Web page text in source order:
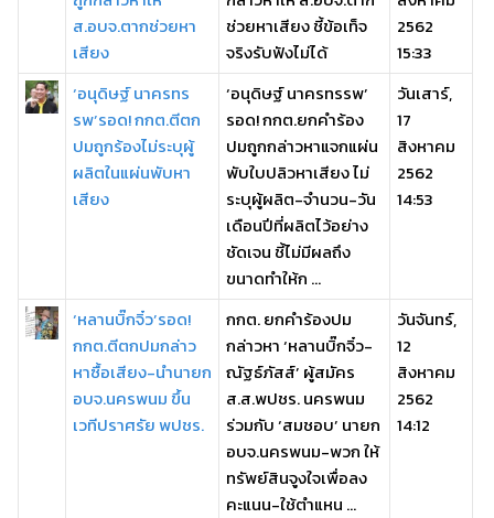
ส.อบจ.ตากช่วยหา
เสียง
ช่วยหาเสียง ชี้ข้อเท็จ
จริงรับฟังไม่ได้
2562
15:33
‘อนุดิษฐ์ นาครทร
รพ’รอด! กกต.ตีตก
ปมถูกร้องไม่ระบุผู้
ผลิตในแผ่นพับหา
เสียง
‘อนุดิษฐ์ นาครทรรพ’
รอด! กกต.ยกคำร้อง
ปมถูกกล่าวหาแจกแผ่น
พับใบปลิวหาเสียง ไม่
ระบุผู้ผลิต-จำนวน-วัน
เดือนปีที่ผลิตไว้อย่าง
ชัดเจน ชี้ไม่มีผลถึง
ขนาดทำให้ก ...
วันเสาร์,
17
สิงหาคม
2562
14:53
‘หลานบิ๊กจิ๋ว’รอด!
กกต.ตีตกปมกล่าว
หาซื้อเสียง-นำนายก
อบจ.นครพนม ขึ้น
เวทีปราศรัย พปชร.
กกต. ยกคำร้องปม
กล่าวหา ‘หลานบิ๊กจิ๋ว-
ณัฐธ์ภัสส์’ ผู้สมัคร
ส.ส.พปชร. นครพนม
ร่วมกับ ‘สมชอบ’ นายก
อบจ.นครพนม-พวก ให้
ทรัพย์สินจูงใจเพื่อลง
คะแนน-ใช้ตำแหน ...
วันจันทร์,
12
สิงหาคม
2562
14:12